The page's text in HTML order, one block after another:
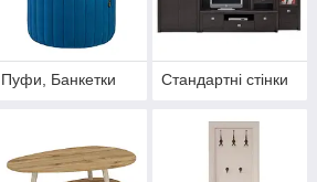
Пуфи, Банкетки Стандартні стінки